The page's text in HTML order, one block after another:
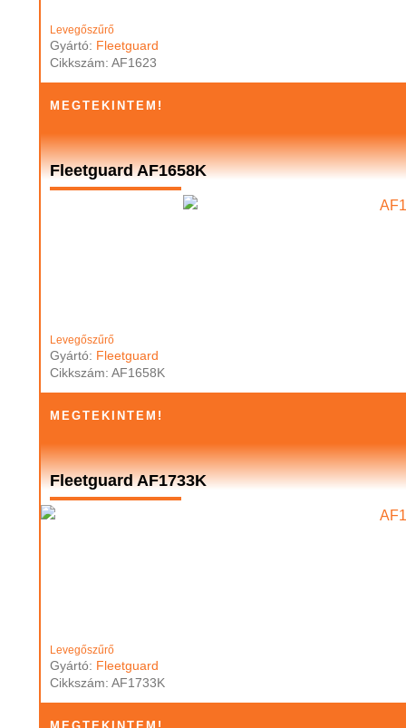
Levegőszűrő
Gyártó: Fleetguard
Cikkszám: AF1623
MEGTEKINTEM!
Fleetguard AF1658K
Levegőszűrő
Gyártó: Fleetguard
Cikkszám: AF1658K
MEGTEKINTEM!
Fleetguard AF1733K
Levegőszűrő
Gyártó: Fleetguard
Cikkszám: AF1733K